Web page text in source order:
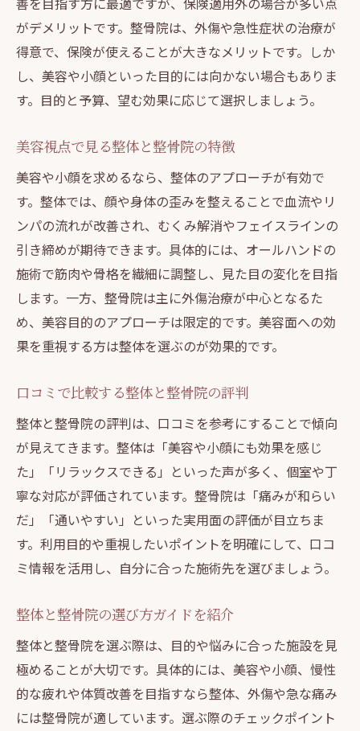
がデメリットです。整骨院は、外傷や急性症状の治療が
得意で、保険が使えることが大きなメリットです。しか
し、美容や小顔といった目的には向かない場合もありま
す。目的と予算、望む効果に応じて選択しましょう。
美容視点で見る整体と整骨院の特徴
美容や小顔を求めるなら、整体のアプローチが有効で
す。整体では、顔や身体の歪みを整えることで血流やリ
ンパの流れが改善され、むくみ解消やフェイスラインの
引き締めが期待できます。具体的には、オールハンドの
施術で筋肉や骨格を繊細に調整し、見た目の変化を目指
します。一方、整骨院は主に外傷治療が中心となるた
め、美容目的のアプローチは限定的です。美容面への効
果を重視する方は整体を選ぶのが効果的です。
口コミで比較する整体と整骨院の評判
整体と整骨院の評判は、口コミを参考にすることで傾向
が見えてきます。整体は「美容や小顔にも効果を感じ
た」「リラックスできる」といった声が多く、個室や丁
寧な対応が評価されています。整骨院は「痛みが和らい
だ」「通いやすい」といった実用面の評価が目立ちま
す。利用目的や重視したいポイントを明確にして、口コ
ミ情報を活用し、自分に合った施術先を選びましょう。
整体と整骨院の選び方ガイドを紹介
整体と整骨院を選ぶ際は、目的や悩みに合った施設を見
極めることが大切です。具体的には、美容や小顔、慢性
的な疲れや体質改善を目指すなら整体、外傷や急な痛み
には整骨院が適しています。選ぶ際のチェックポイント